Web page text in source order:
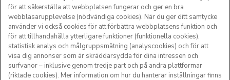
FÖLJ OSS
för att säkerställa att webbplatsen fungerar och ger en bra
webbläsarupplevelse (nödvändiga cookies). När du ger ditt samtycke
använder vi också cookies för att förbättra webbplatsens funktion och
för att tillhandahålla ytterligare funktioner (funktionella cookies),
statistisk analys och målgruppsmätning (analyscookies) och för att
visa dig annonser som är skräddarsydda för dina intressen och
surfvanor – inklusive genom tredje part och på andra plattformar
(riktade cookies). Mer information om hur du hanterar inställningar finns